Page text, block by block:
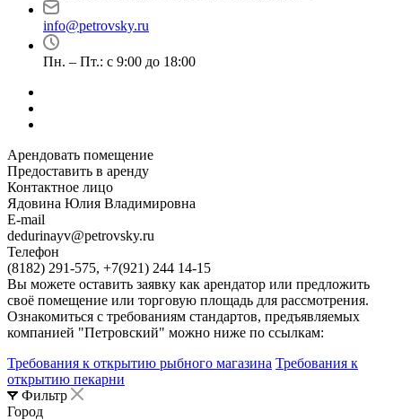
info@petrovsky.ru
Пн. – Пт.: с 9:00 до 18:00
Арендовать помещение
Предоставить в аренду
Контактное лицо
Ядовина Юлия Владимировна
E-mail
dedurinayv@petrovsky.ru
Телефон
(8182) 291-575, +7(921) 244 14-15
Вы можете оставить заявку как арендатор или предложить
своё помещение или торговую площадь для рассмотрения.
Ознакомиться с требованиям стандартов, предъявляемых
компанией "Петровский" можно ниже по ссылкам:
Требования к открытию рыбного магазина Требования к
открытию пекарни
Фильтр
Город